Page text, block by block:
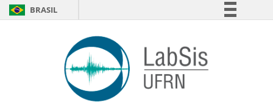
BRASIL
Comunica BR
Participe
Acesso à informação